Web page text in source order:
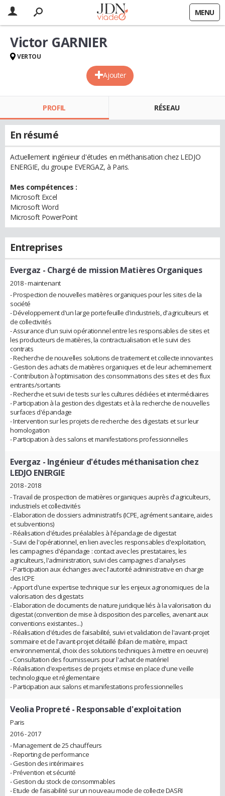
MENU
Ajouter
Victor GARNIER
VERTOU
PROFIL RÉSEAU
En résumé
Actuellement ingénieur d'études en méthanisation chez LEDJO
ENERGIE, du groupe EVERGAZ, à Paris.
Mes compétences :
Microsoft Excel
Microsoft Word
Microsoft PowerPoint
Entreprises
Evergaz - Chargé de mission Matières Organiques
2018 - maintenant
- Prospection de nouvelles matières organiques pour les sites de la
société
- Développement d'un large portefeuille d'industriels, d'agriculteurs et
de collectivités
- Assurance d'un suivi opérationnel entre les responsables de sites et
les producteurs de matières, la contractualisation et le suivi des
contrats
- Recherche de nouvelles solutions de traitement et collecte innovantes
- Gestion des achats de matières organiques et de leur acheminement
- Contribution à l'optimisation des consommations des sites et des flux
entrants/sortants
- Recherche et suivi de tests sur les cultures dédiées et intermédiaires
- Participation à la gestion des digestats et à la recherche de nouvelles
surfaces d'épandage
- Intervention sur les projets de recherche des digestats et sur leur
homologation
- Participation à des salons et manifestations professionnelles
Evergaz - Ingénieur d'études méthanisation chez
LEDJO ENERGIE
2018 - 2018
- Travail de prospection de matières organiques auprès d'agriculteurs,
industriels et collectivités
- Elaboration de dossiers administratifs (ICPE, agrément sanitaire, aides
et subventions)
- Réalisation d'études préalables à l'épandage de digestat
- Suivi de l'opérationnel, en lien avec les responsables d'exploitation,
les campagnes d'épandage : contact avec les prestataires, les
agriculteurs, l'administration, suivi des campagnes d'analyses
- Participation aux échanges avec l'autorité administrative en charge
des ICPE
- Apport d'une expertise technique sur les enjeux agronomiques de la
valorisation des digestats
- Elaboration de documents de nature juridique liés à la valorisation du
digestat (convention de mise à disposition des parcelles, avenant aux
conventions existantes...)
- Réalisation d'études de faisabilité, suivi et validation de l'avant-projet
sommaire et de l'avant-projet détaillé (bilan de matière, impact
environnemental, choix des solutions techniques à mettre en oeuvre)
- Consultation des fournisseurs pour l'achat de matériel
- Réalisation d'expertises de projets et mise en place d'une veille
technologique et réglementaire
- Participation aux salons et manifestations professionnelles
Veolia Propreté - Responsable d'exploitation
Paris
2016 - 2017
- Management de 25 chauffeurs
- Reporting de performance
- Gestion des intérimaires
- Prévention et sécurité
- Gestion du stock de consommables
- Etude de faisabilité sur un nouveau mode de collecte DASRI